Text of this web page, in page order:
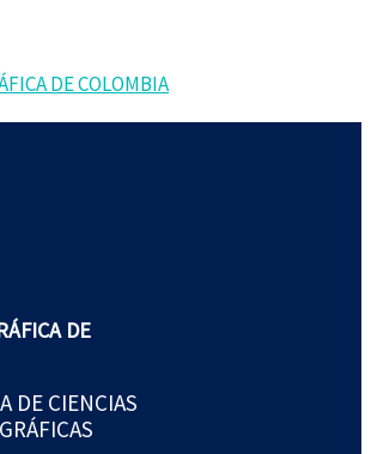
DE COLOMBIA
DE
DE CIENCIAS